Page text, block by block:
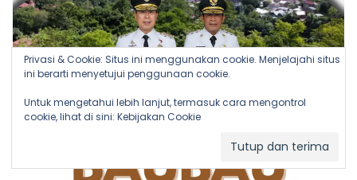
Privasi & Cookie: Situs ini menggunakan cookie. Menjelajahi situs
ini berarti menyetujui penggunaan cookie.
Untuk mengetahui lebih lanjut, termasuk cara mengontrol
cookie, lihat di sini: Kebijakan Cookie